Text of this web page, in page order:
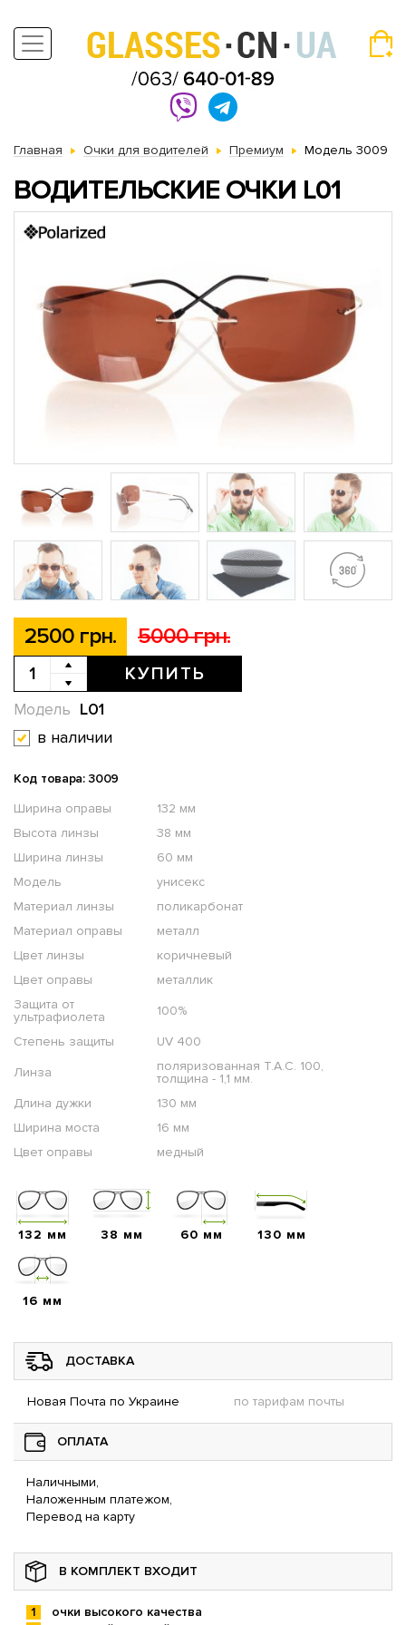
Главная Очки для водителей Премиум Модель 3009
ВОДИТЕЛЬСКИЕ ОЧКИ L01
2500 грн. 5000 грн.
КУПИТЬ
L01
Модель
в наличии
Код товара: 3009
Ширина оправы
132 мм
Высота линзы
38 мм
Ширина линзы
60 мм
Модель
унисекс
Материал линзы
поликарбонат
Материал оправы
металл
Цвет линзы
коричневый
Цвет оправы
металлик
Защита от
ультрафиолета
100%
Степень защиты
UV 400
Линза
поляризованная T.A.C. 100,
толщина - 1,1 мм.
Длина дужки
130 мм
Ширина моста
16 мм
Цвет оправы
медный
132 мм 38 мм 60 мм 130 мм
16 мм
ДОСТАВКА
Новая Почта по Украине по тарифам почты
ОПЛАТА
Наличными,
Наложенным платежом,
Перевод на карту
В КОМПЛЕКТ ВХОДИТ
очки высокого качества